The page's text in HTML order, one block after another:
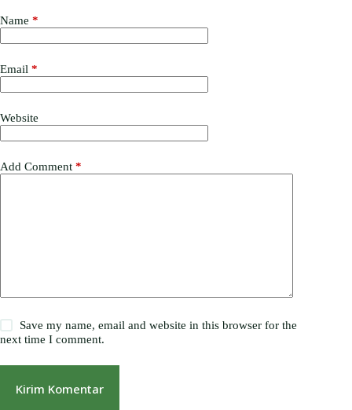
Name *
Email *
Website
Add Comment *
Save my name, email and website in this browser for the
next time I comment.
Kirim Komentar